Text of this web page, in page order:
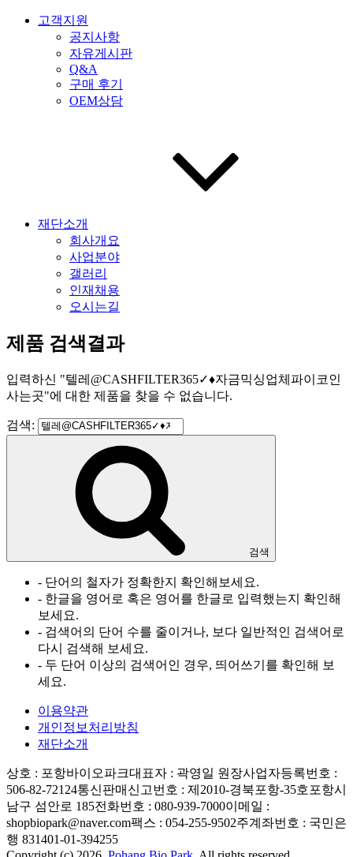
고객지원
공지사항
자유게시판
Q&A
구매 후기
OEM상담
재단소개
회사개요
사업분야
갤러리
인재채용
오시는길
제품 검색결과
입력하신 "텔레@CASHFILTER365✓♦자금믹싱업체파이코인
사는곳"에 대한 제품을 찾을 수 없습니다.
검색:
검색
- 단어의 철자가 정확한지 확인해보세요.
- 한글을 영어로 혹은 영어를 한글로 입력했는지 확인해
보세요.
- 검색어의 단어 수를 줄이거나, 보다 일반적인 검색어로
다시 검색해 보세요.
- 두 단어 이상의 검색어인 경우, 띄어쓰기를 확인해 보
세요.
이용약관
개인정보처리방침
재단소개
상호 : 포항바이오파크대표자 : 곽영일 원장사업자등록번호 :
506-82-72124통신판매신고번호 : 제2010-경북포항-35호 포항시
남구 섬안로 185전화번호 : 080-939-7000이메일 :
shopbiopark@naver.com팩스 : 054-255-9502주계좌번호 : 국민은
행 831401-01-394255